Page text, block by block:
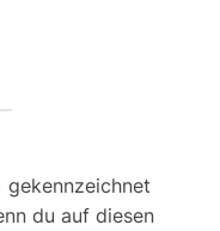
du auf diesen